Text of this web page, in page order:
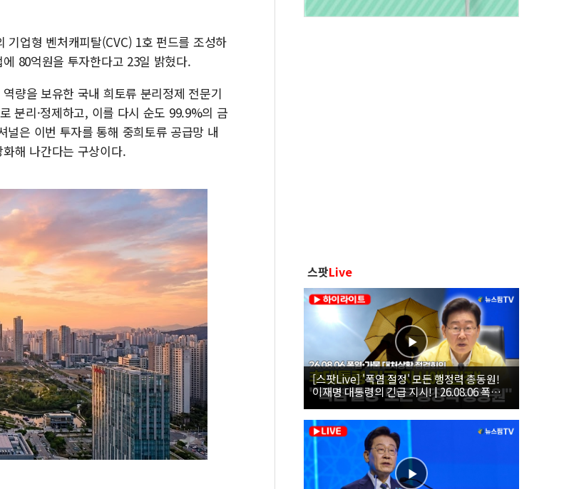
기업형 벤처캐피탈(CVC) 1호 펀드를 조성하
80억원을 투자한다고 23일 밝혔다.
량을 보유한 국내 희토류 분리정제 전문기
분리·정제하고, 이를 다시 순도 99.9%의 금
은 이번 투자를 통해 중희토류 공급망 내
해 나간다는 구상이다.
스팟Live
[스팟Live] '폭염 절정' 모든 행정력 총동원!
이재명 대통령의 긴급 지시! | 26.08.06 폭염•
가뭄 대처상황 점검회의